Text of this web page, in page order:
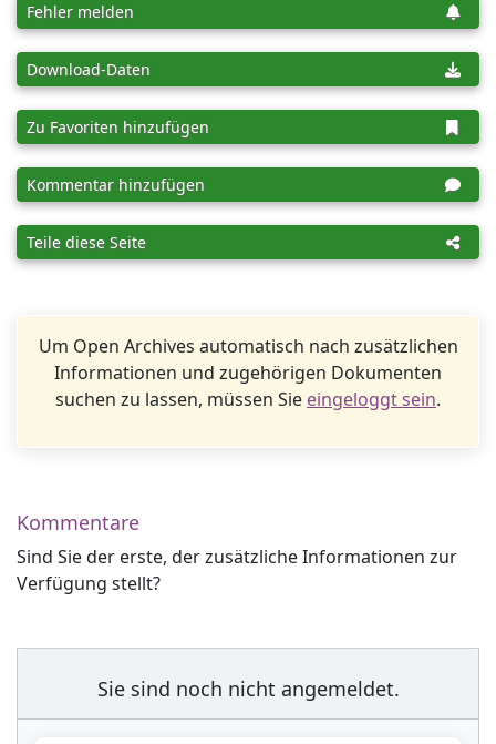
Fehler melden
Download-Daten
Zu Favoriten hinzufügen
Kommentar hinzufügen
Teile diese Seite
Um Open Archives automatisch nach zusätzlichen
Informationen und zugehörigen Dokumenten
suchen zu lassen, müssen Sie eingeloggt sein.
Kommentare
Sind Sie der erste, der zusätzliche Informationen zur
Verfügung stellt?
Sie sind noch nicht angemeldet.